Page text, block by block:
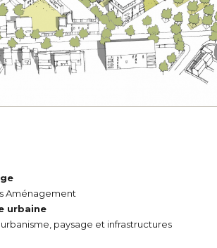
Aménagement
urbaine
paysage et infrastructures